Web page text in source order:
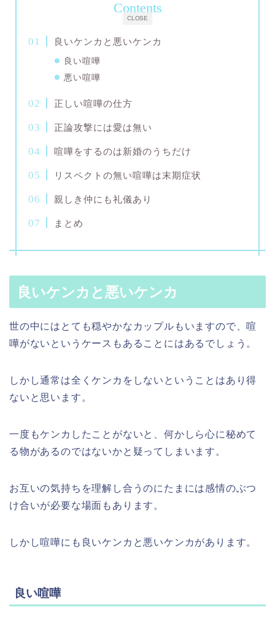
CLOSE
Contents
良いケンカと悪いケンカ
良い喧嘩
悪い喧嘩
正しい喧嘩の仕方
正論攻撃には愛は無い
喧嘩をするのは新婚のうちだけ
リスペクトの無い喧嘩は末期症状
親しき仲にも礼儀あり
まとめ
良いケンカと悪いケンカ
世の中にはとても穏やかなカップルもいますので、喧
嘩がないというケースもあることにはあるでしょう。
しかし通常は全くケンカをしないということはあり得
ないと思います。
一度もケンカしたことがないと、何かしら心に秘めて
る物があるのではないかと疑ってしまいます。
お互いの気持ちを理解し合うのにたまには感情のぶつ
け合いが必要な場面もあります。
しかし喧嘩にも良いケンカと悪いケンカがあります。
良い喧嘩